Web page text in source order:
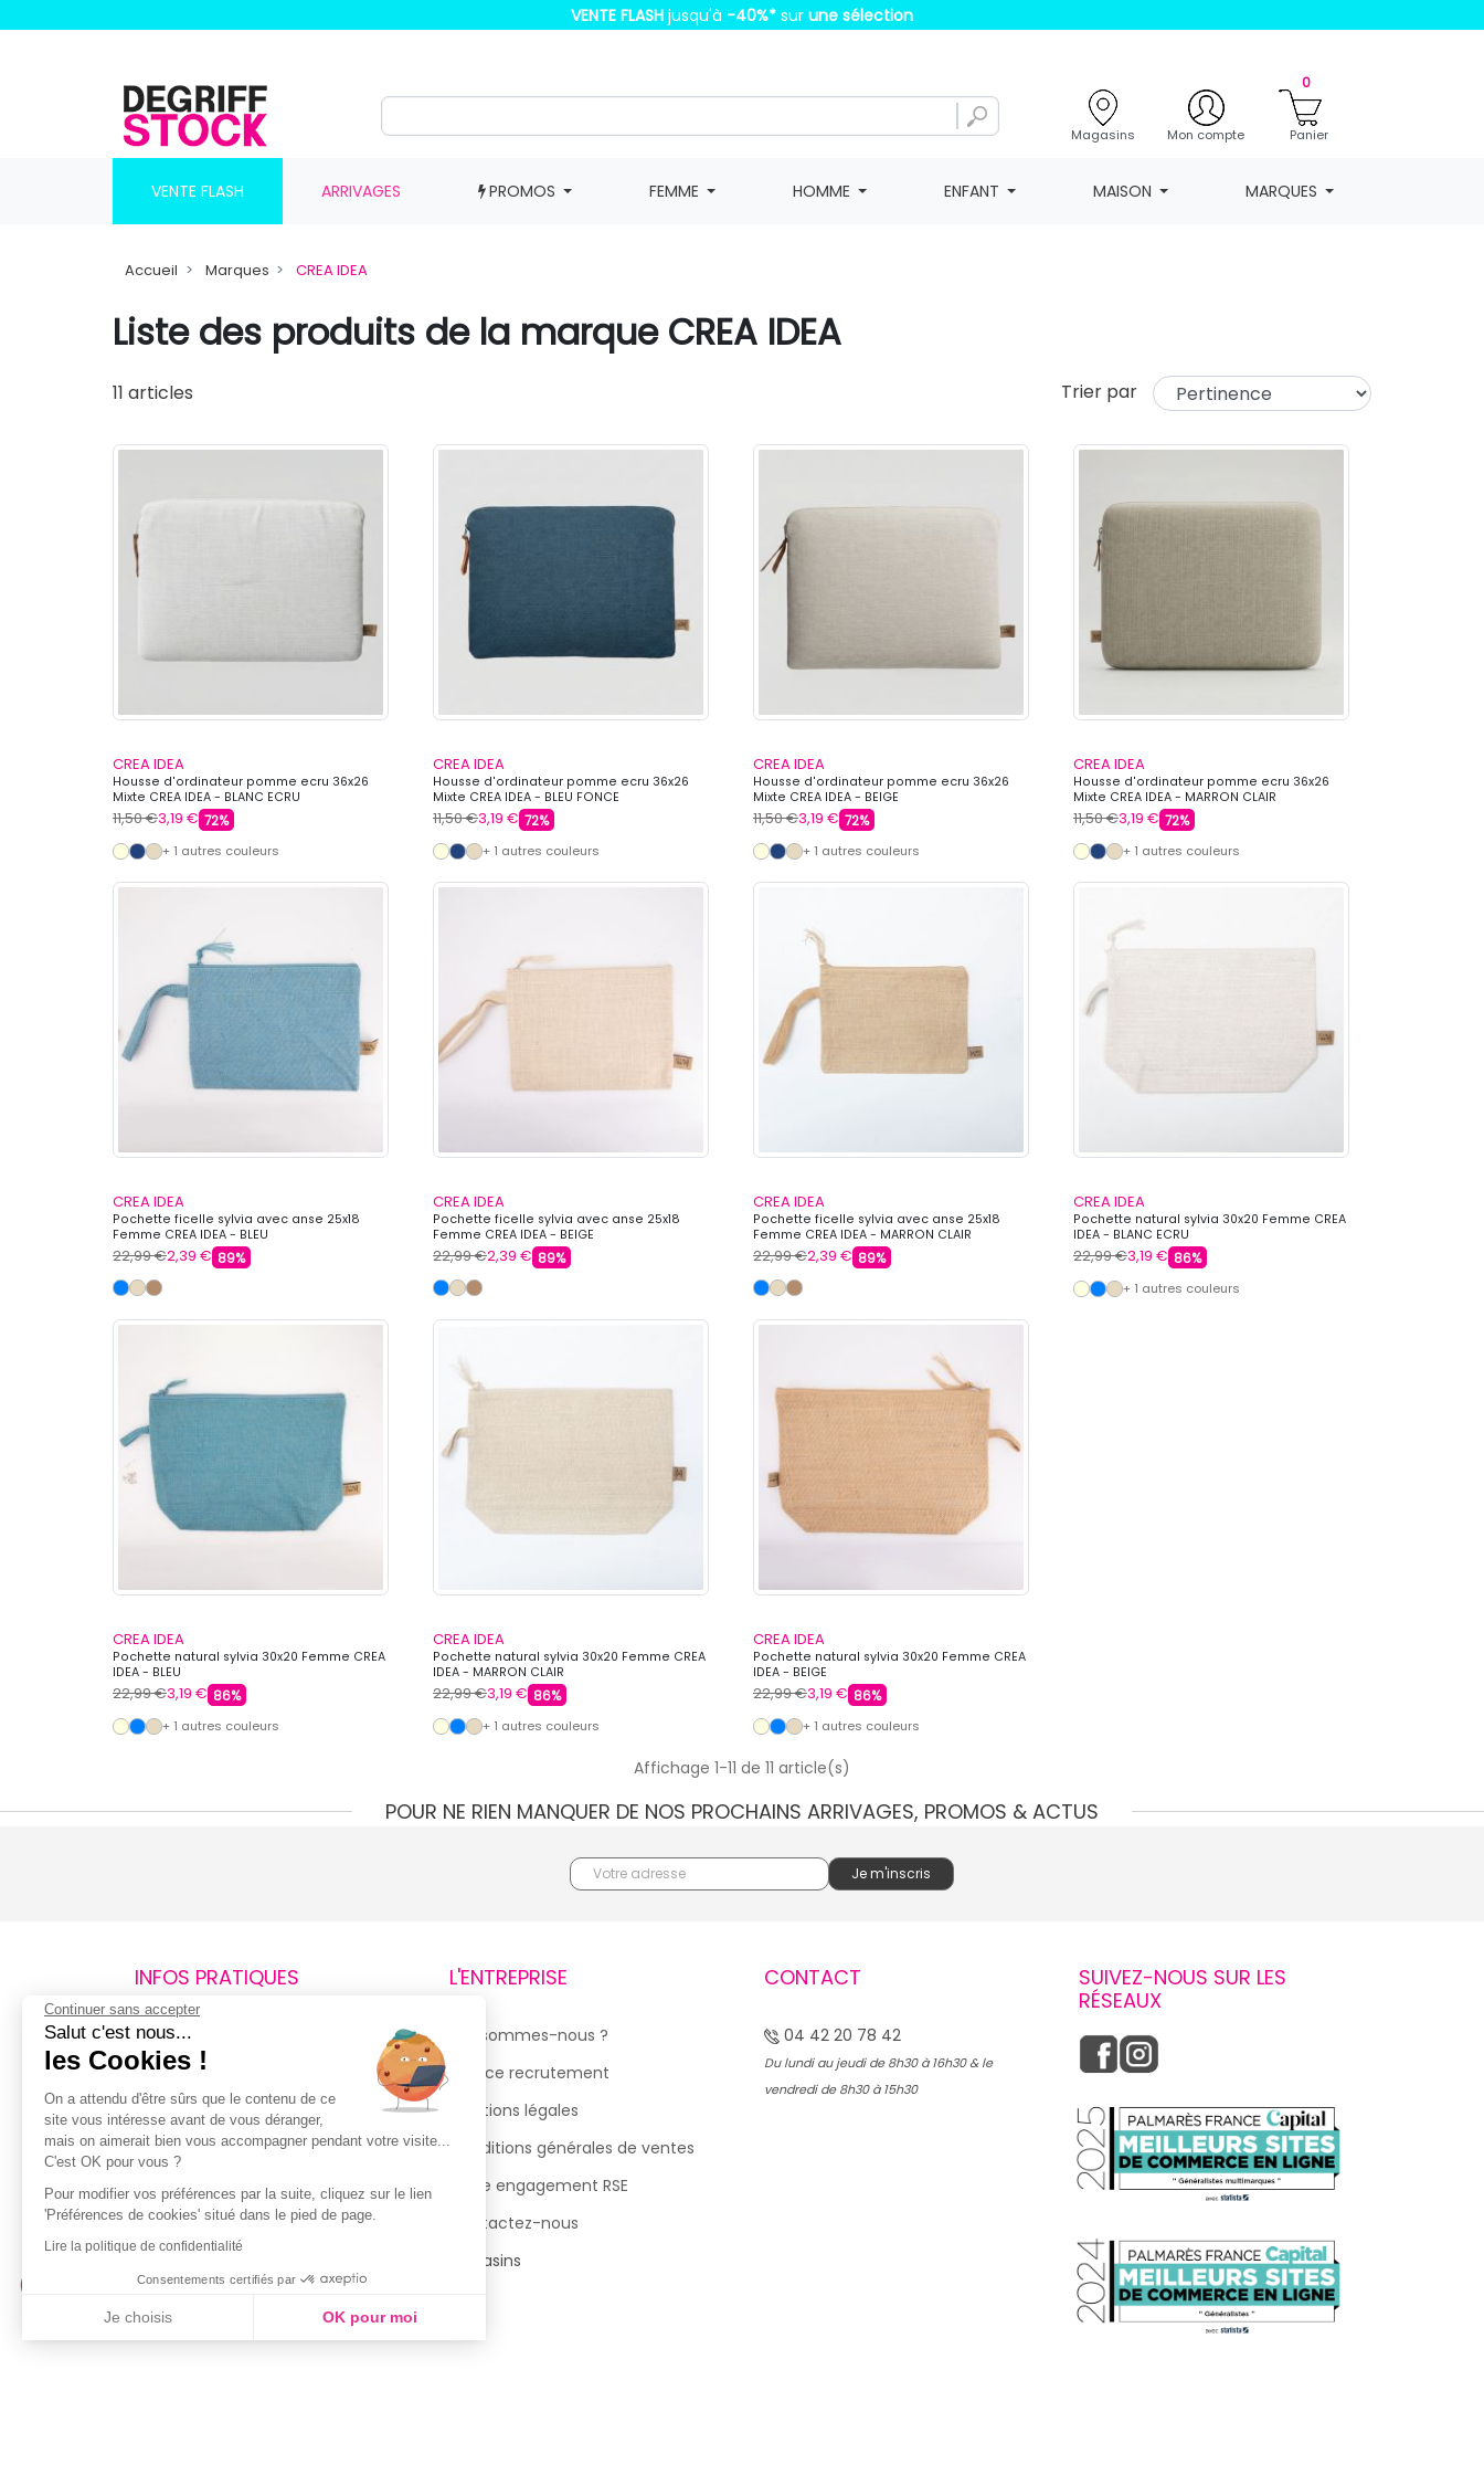
VENTE FLASH jusqu'à -40%* sur une sélection
Magasins Mon compte
0
Panier
VENTE FLASH ARRIVAGES PROMOS FEMME HOMME ENFANT MAISON MARQUES
Accueil Marques CREA IDEA
Liste des produits de la marque CREA IDEA
11 articles Trier par
CREA IDEA
Housse d'ordinateur pomme ecru 36x26
Mixte CREA IDEA - BLANC ECRU
11,50 €3,19 € 72%
+ 1 autres couleurs
CREA IDEA
Housse d'ordinateur pomme ecru 36x26
Mixte CREA IDEA - BLEU FONCE
11,50 €3,19 € 72%
+ 1 autres couleurs
CREA IDEA
Housse d'ordinateur pomme ecru 36x26
Mixte CREA IDEA - BEIGE
11,50 €3,19 € 72%
+ 1 autres couleurs
CREA IDEA
Housse d'ordinateur pomme ecru 36x26
Mixte CREA IDEA - MARRON CLAIR
11,50 €3,19 € 72%
+ 1 autres couleurs
CREA IDEA
Pochette ficelle sylvia avec anse 25x18
Femme CREA IDEA - BLEU
22,99 €2,39 € 89%
CREA IDEA
Pochette ficelle sylvia avec anse 25x18
Femme CREA IDEA - BEIGE
22,99 €2,39 € 89%
CREA IDEA
Pochette ficelle sylvia avec anse 25x18
Femme CREA IDEA - MARRON CLAIR
22,99 €2,39 € 89%
CREA IDEA
Pochette natural sylvia 30x20 Femme CREA
IDEA - BLANC ECRU
22,99 €3,19 € 86%
+ 1 autres couleurs
CREA IDEA
Pochette natural sylvia 30x20 Femme CREA
IDEA - BLEU
22,99 €3,19 € 86%
+ 1 autres couleurs
CREA IDEA
Pochette natural sylvia 30x20 Femme CREA
IDEA - MARRON CLAIR
22,99 €3,19 € 86%
+ 1 autres couleurs
CREA IDEA
Pochette natural sylvia 30x20 Femme CREA
IDEA - BEIGE
22,99 €3,19 € 86%
+ 1 autres couleurs
Affichage 1-11 de 11 article(s)
POUR NE RIEN MANQUER DE NOS PROCHAINS ARRIVAGES, PROMOS & ACTUS
INFOS PRATIQUES
Retours et remboursements
Suivi de commande
Livraisons
Guide des tailles
Politique de confidentialité
Conditions générales d’utilisation
de la Carte de Fidélité
L'ENTREPRISE
Qui sommes-nous ?
Espace recrutement
Mentions légales
Conditions générales de ventes
Notre engagement RSE
Contactez-nous
Magasins
CONTACT
04 42 20 78 42
Du lundi au jeudi de 8h30 à 16h30 & le
vendredi de 8h30 à 15h30
SUIVEZ-NOUS SUR LES
RÉSEAUX
Continuer sans accepter
Salut c'est nous...
les Cookies !
On a attendu d'être sûrs que le contenu de ce
site vous intéresse avant de vous déranger,
mais on aimerait bien vous accompagner pendant votre visite...
C'est OK pour vous ?
Pour modifier vos préférences par la suite, cliquez sur le lien
'Préférences de cookies' situé dans le pied de page.
Lire la politique de confidentialité
Consentements certifiés par
Je choisis OK pour moi